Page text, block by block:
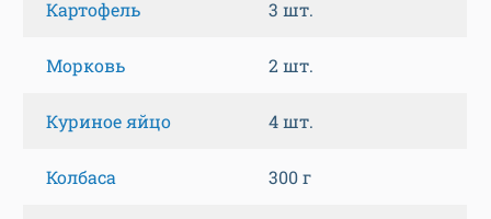
Картофель 3 шт.
Морковь 2 шт.
Куриное яйцо 4 шт.
Колбаса 300 г